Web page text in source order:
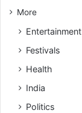
More
Entertainment
Festivals
Health
India
Politics